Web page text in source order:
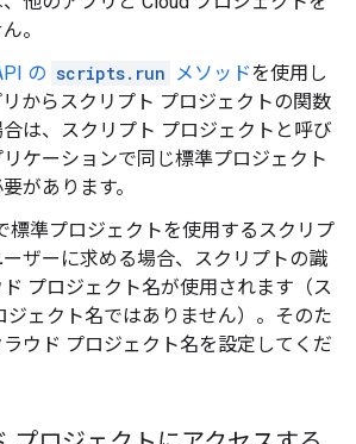
。
の scripts.run メソッドを使用し
からスクリプト プロジェクトの関数
は、スクリプト プロジェクトと呼び
ケーションで同じ標準プロジェクト
があります。
標準プロジェクトを使用するスクリプ
ーザーに求める場合、スクリプトの識
プロジェクト名が使用されます（ス
ジェクト名ではありません）。そのた
ウド プロジェクト名を設定してくだ